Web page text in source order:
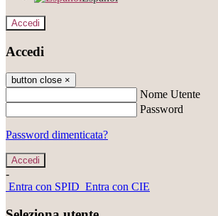
Accedi
Accedi
button close ×
Nome Utente
Password
Password dimenticata?
-
Entra con SPID Entra con CIE